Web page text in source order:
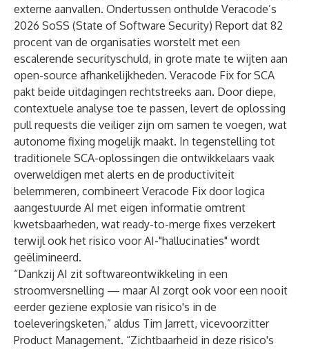
externe aanvallen. Ondertussen onthulde Veracode’s
2026 SoSS (State of Software Security) Report dat 82
procent van de organisaties worstelt met een
escalerende securityschuld, in grote mate te wijten aan
open-source afhankelijkheden. Veracode Fix for SCA
pakt beide uitdagingen rechtstreeks aan. Door diepe,
contextuele analyse toe te passen, levert de oplossing
pull requests die veiliger zijn om samen te voegen, wat
autonome fixing mogelijk maakt. In tegenstelling tot
traditionele SCA-oplossingen die ontwikkelaars vaak
overweldigen met alerts en de productiviteit
belemmeren, combineert Veracode Fix door logica
aangestuurde AI met eigen informatie omtrent
kwetsbaarheden, wat ready-to-merge fixes verzekert
terwijl ook het risico voor AI-"hallucinaties" wordt
geëlimineerd.
“Dankzij AI zit softwareontwikkeling in een
stroomversnelling — maar AI zorgt ook voor een nooit
eerder geziene explosie van risico's in de
toeleveringsketen,” aldus Tim Jarrett, vicevoorzitter
Product Management. “Zichtbaarheid in deze risico's